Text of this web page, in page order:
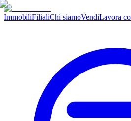
ImmobiliFilialiChi siamoVendiLavora